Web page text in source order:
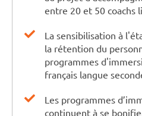
entre 20 et 50 coachs
La sensibilisation à
la rétention du
programmes
français langue
Les programmes
continuent à se